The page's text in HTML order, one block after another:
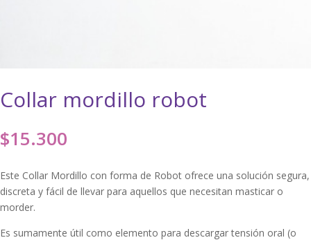
Collar mordillo robot
$15.300
Este Collar Mordillo con forma de Robot ofrece una solución segura,
discreta y fácil de llevar para aquellos que necesitan masticar o
morder.
Es sumamente útil como elemento para descargar tensión oral (o